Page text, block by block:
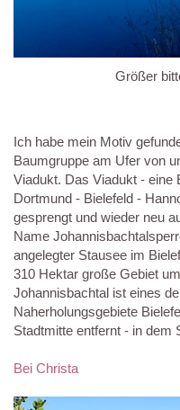
Größer
Ich habe mein Motiv
Baumgruppe am Ufer von
Viadukt. Das Viadukt - eine
Dortmund - Bielefeld -
gesprengt und wieder neu
Name
angelegter Stausee im
310 Hektar große Gebiet
Johannisbachtal ist eines
Naherholungsgebiete
Stadtmitte entfernt - in dem
Bei Christa